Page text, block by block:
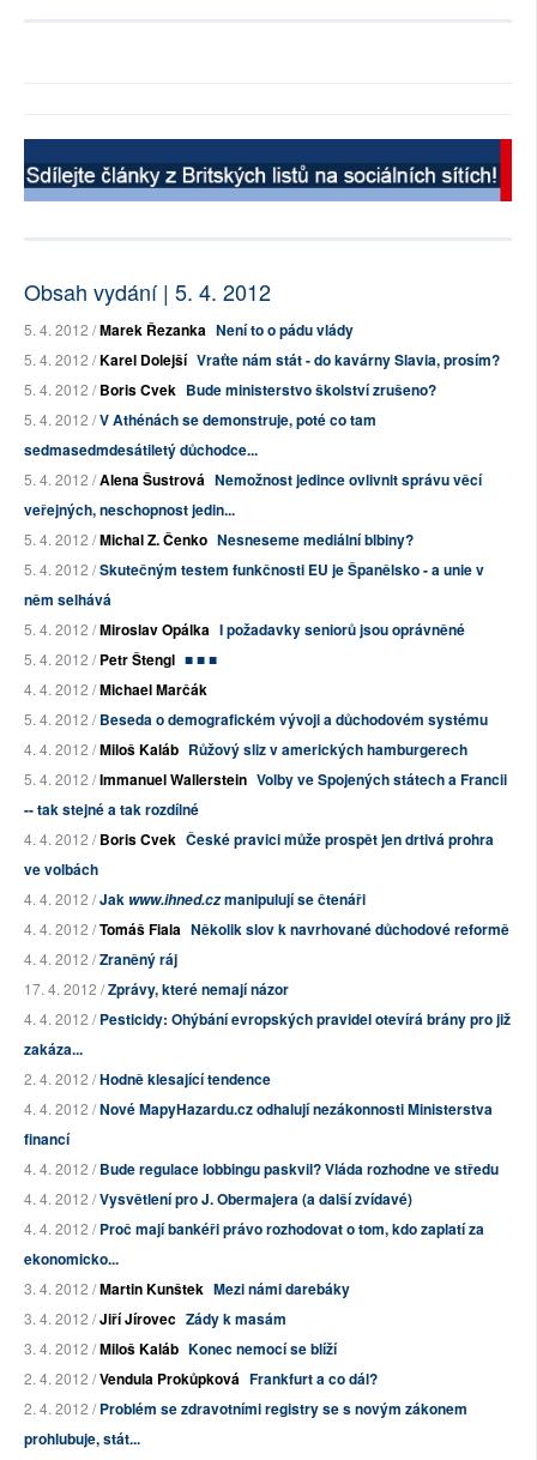
Obsah vydání | 5. 4. 2012
5. 4. 2012 /Marek Řezanka Není to o pádu vlády
5. 4. 2012 /Karel Dolejší Vraťte nám stát - do kavárny Slavia, prosím?
5. 4. 2012 /Boris Cvek Bude ministerstvo školství zrušeno?
5. 4. 2012 /V Athénách se demonstruje, poté co tam
sedmasedmdesátiletý důchodce...
5. 4. 2012 /Alena Šustrová Nemožnost jedince ovlivnit správu věcí
veřejných, neschopnost jedin...
5. 4. 2012 /Michal Z. Čenko Nesneseme mediální blbiny?
5. 4. 2012 /Skutečným testem funkčnosti EU je Španělsko - a unie v
něm selhává
5. 4. 2012 /Miroslav Opálka I požadavky seniorů jsou oprávněné
5. 4. 2012 /Petr Štengl ■ ■ ■
4. 4. 2012 /Michael Marčák
5. 4. 2012 /Beseda o demografickém vývoji a důchodovém systému
4. 4. 2012 /Miloš Kaláb Růžový sliz v amerických hamburgerech
5. 4. 2012 /Immanuel Wallerstein Volby ve Spojených státech a Francii
-- tak stejné a tak rozdílné
4. 4. 2012 /Boris Cvek České pravici může prospět jen drtivá prohra
ve volbách
4. 4. 2012 /Jak www.ihned.czmanipulují se čtenáři
4. 4. 2012 /Tomáš Fiala Několik slov k navrhované důchodové reformě
4. 4. 2012 /Zraněný ráj
17. 4. 2012 /Zprávy, které nemají názor
4. 4. 2012 /Pesticidy: Ohýbání evropských pravidel otevírá brány pro již
zakáza...
2. 4. 2012 /Hodně klesající tendence
4. 4. 2012 /Nové MapyHazardu.cz odhalují nezákonnosti Ministerstva
financí
4. 4. 2012 /Bude regulace lobbingu paskvil? Vláda rozhodne ve středu
4. 4. 2012 /Vysvětlení pro J. Obermajera (a další zvídavé)
4. 4. 2012 /Proč mají bankéři právo rozhodovat o tom, kdo zaplatí za
ekonomicko...
3. 4. 2012 /Martin Kunštek Mezi námi darebáky
3. 4. 2012 /Jiří Jírovec Zády k masám
3. 4. 2012 /Miloš Kaláb Konec nemocí se blíží
2. 4. 2012 /Vendula Prokůpková Frankfurt a co dál?
2. 4. 2012 /Problém se zdravotními registry se s novým zákonem
prohlubuje, stát...